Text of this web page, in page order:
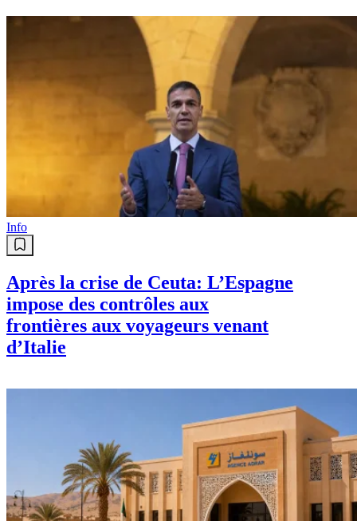
Info
Après la crise de Ceuta: L’Espagne
impose des contrôles aux
frontières aux voyageurs venant
d’Italie